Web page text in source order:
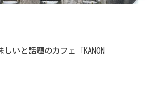
いと話題のカフェ「KANON